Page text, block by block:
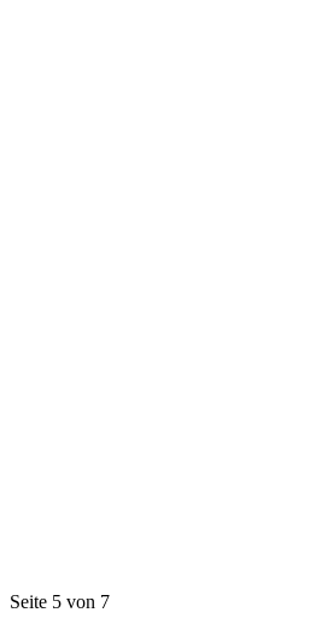
Seite 5 von 7